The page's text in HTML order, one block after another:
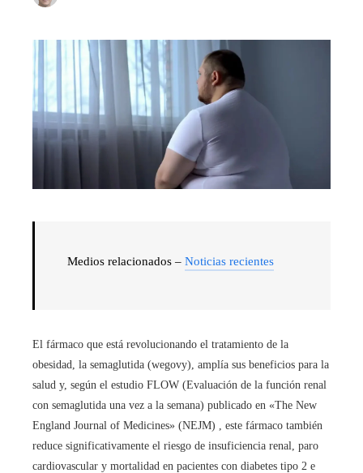
Medios relacionados – Noticias recientes
El fármaco que está revolucionando el tratamiento de la
obesidad, la semaglutida (wegovy), amplía sus beneficios para la
salud y, según el estudio FLOW (Evaluación de la función renal
con semaglutida una vez a la semana) publicado en «The New
England Journal of Medicines» (NEJM) , este fármaco también
reduce significativamente el riesgo de insuficiencia renal, paro
cardiovascular y mortalidad en pacientes con diabetes tipo 2 e